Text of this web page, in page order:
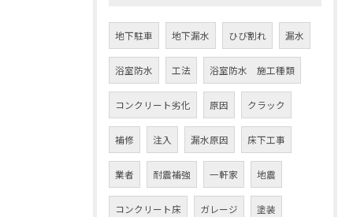
地下駐車 地下漏水 ひび割れ 漏水
浴室防水 工法 浴室防水 施工種類
コンクリート劣化 原因 クラック
補修 注入 漏水原因 床下工事
業者 耐震補強 一軒家 地震
コンクリート床 ガレージ 塗装